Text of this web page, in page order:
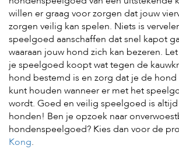
d
i
e
r
e
n
V
o
g
e
l
s
willen er graag voor zorgen dat jouw
zorgen veilig kan spelen. Niets is
speelgoed aanschaffen dat snel kapot
waaraan jouw hond zich kan bezeren.
je speelgoed koopt wat tegen de
hond bestemd is en zorg dat je de
kunt houden wanneer er met het
wordt. Goed en veilig speelgoed is
honden! Ben je opzoek naar
hondenspeelgoed? Kies dan voor de
Kong.